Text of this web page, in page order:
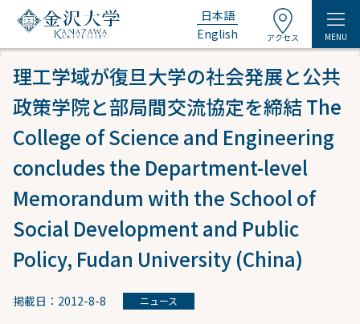
日本語
English
アクセス MENU
理工学域が復旦大学の社会発展と公共
政策学院と部局間交流協定を締結 The
College of Science and Engineering
concludes the Department-level
Memorandum with the School of
Social Development and Public
Policy, Fudan University (China)
掲載日：2012-8-8 ニュース